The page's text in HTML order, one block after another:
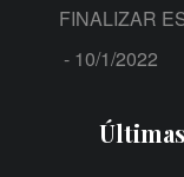
FINALIZAR
- 10/1/2022